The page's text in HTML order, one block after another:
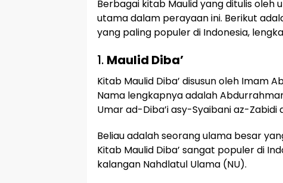
Berbagai kitab Maulid yang ditulis oleh
utama dalam perayaan ini. Berikut
yang paling populer di Indonesia,
1. Maulid Diba’
Kitab Maulid Diba’ disusun oleh Imam
Nama lengkapnya adalah
Umar ad-Diba’i asy-Syaibani az-Zabidi
Beliau adalah seorang ulama besar
Kitab Maulid Diba’ sangat populer di
kalangan Nahdlatul Ulama (NU).